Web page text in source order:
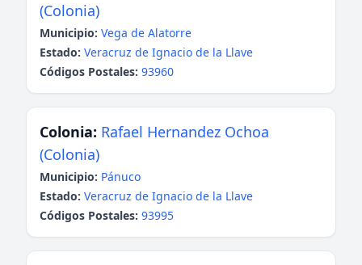
(Colonia)
Municipio: Vega de Alatorre
Estado: Veracruz de Ignacio de la Llave
Códigos Postales: 93960
Colonia: Rafael Hernandez Ochoa
(Colonia)
Municipio: Pánuco
Estado: Veracruz de Ignacio de la Llave
Códigos Postales: 93995